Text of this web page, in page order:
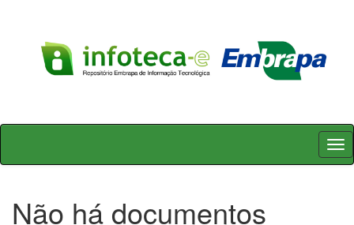
Skip
Não há documentos